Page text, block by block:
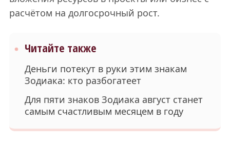
расчётом на долгосрочный рост.
Читайте также
Деньги потекут в руки этим знакам
Зодиака: кто разбогатеет
Для пяти знаков Зодиака август станет
самым счастливым месяцем в году